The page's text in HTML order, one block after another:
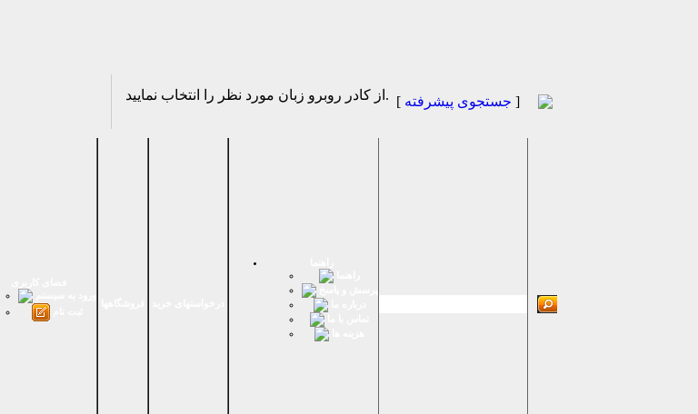
از كادر روبرو زبان مورد نظر را انتخاب نماييد. [ جستجوی پیشرفته ]